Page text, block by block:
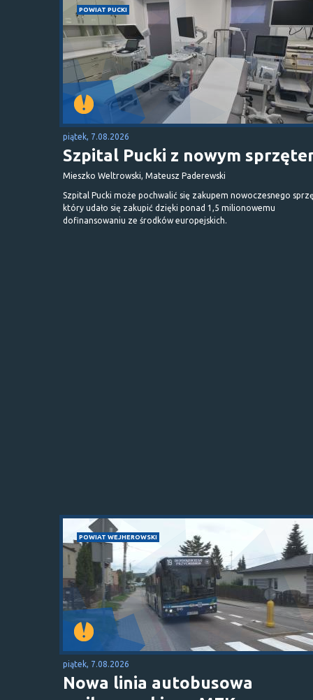
POWIAT PUCKI
piątek, 7.08.2026
Szpital Pucki z nowym
Mieszko Weltrowski, Mateusz Paderewski
Szpital Pucki może pochwalić się zakupem nowoczesnego
który udało się zakupić dzięki ponad 1,5 milionowemu
dofinansowaniu ze środków europejskich.
POWIAT WEJHEROWSKI
piątek, 7.08.2026
Nowa linia autobusowa